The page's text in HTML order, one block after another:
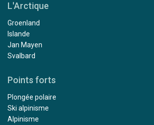
L'Arctique
Groenland
Islande
Jan Mayen
Svalbard
Points forts
Plongée polaire
Ski alpinisme
Alpinisme